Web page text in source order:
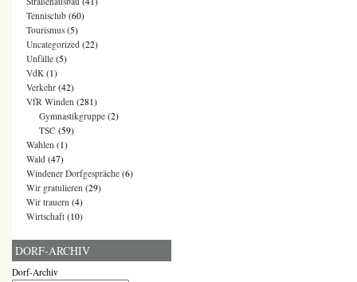
Tennisclub (60)
Tourismus (5)
Uncategorized (22)
Unfälle (5)
VdK (1)
Verkehr (42)
VfR Winden (281)
Gymnastikgruppe (2)
TSC (59)
Wahlen (1)
Wald (47)
Windener Dorfgespräche (6)
Wir gratulieren (29)
Wir trauern (4)
Wirtschaft (10)
DORF-ARCHIV
Dorf-Archiv